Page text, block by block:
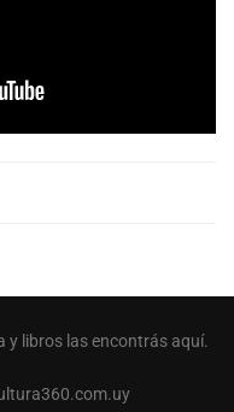
y libros las encontrás aquí.